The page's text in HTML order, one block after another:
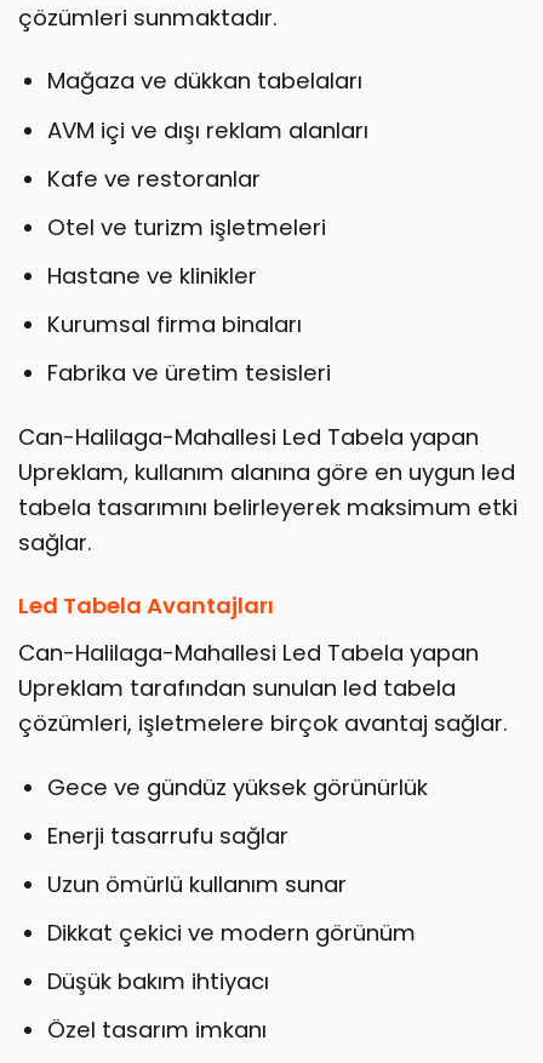
çözümleri sunmaktadır.
Mağaza ve dükkan tabelaları
AVM içi ve dışı reklam alanları
Kafe ve restoranlar
Otel ve turizm işletmeleri
Hastane ve klinikler
Kurumsal firma binaları
Fabrika ve üretim tesisleri
Can-Halilaga-Mahallesi Led Tabela yapan
Upreklam, kullanım alanına göre en uygun led
tabela tasarımını belirleyerek maksimum etki
sağlar.
Led Tabela Avantajları
Can-Halilaga-Mahallesi Led Tabela yapan
Upreklam tarafından sunulan led tabela
çözümleri, işletmelere birçok avantaj sağlar.
Gece ve gündüz yüksek görünürlük
Enerji tasarrufu sağlar
Uzun ömürlü kullanım sunar
Dikkat çekici ve modern görünüm
Düşük bakım ihtiyacı
Özel tasarım imkanı